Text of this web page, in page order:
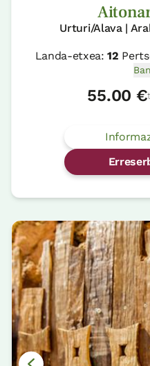
Urturi/Alava |
Landa-etxea:12
55.00 €